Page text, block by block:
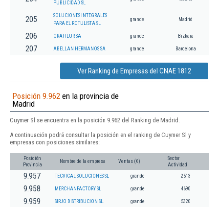
PUBLICIDAD SL
205
SOLUCIONES INTEGRALES
PARA EL ROTULISTA SL
grande Madrid
206 GRAFILUR SA grande Bizkaia
207 ABELLAN HERMANOS SA grande Barcelona
Ver Ranking de Empresas del CNAE 1812
Posición 9.962 en la provincia de
Madrid
Cuymer Sl se encuentra en la posición 9.962 del Ranking de Madrid.
A continuación podrá consultar la posición en el ranking de Cuymer Sl y
empresas con posiciones similares:
Posición
Provincia
Nombre de la empresa Ventas (€)
Sector
Actividad
9.957 TECVICAL SOLUCIONES SL grande 2513
9.958 MERCHANFACTORY SL grande 4690
9.959 SIRJO DISTRIBUCION SL. grande 5320